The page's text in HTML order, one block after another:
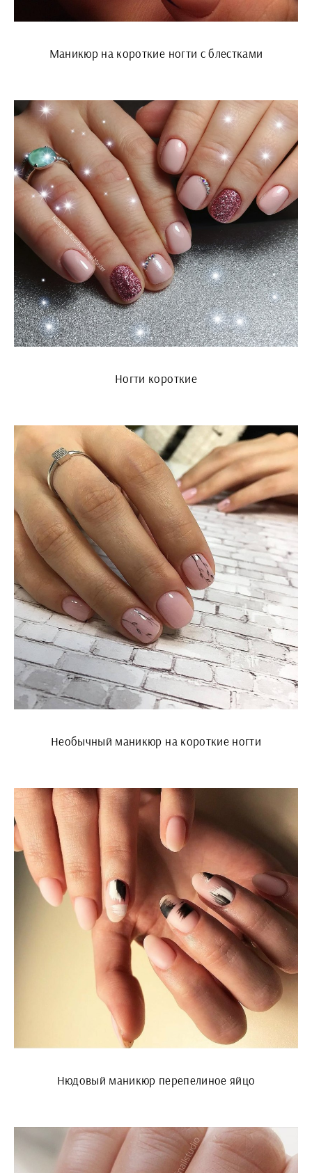
Маникюр на короткие ногти с блестками
Ногти короткие
Необычный маникюр на короткие ногти
Нюдовый маникюр перепелиное яйцо